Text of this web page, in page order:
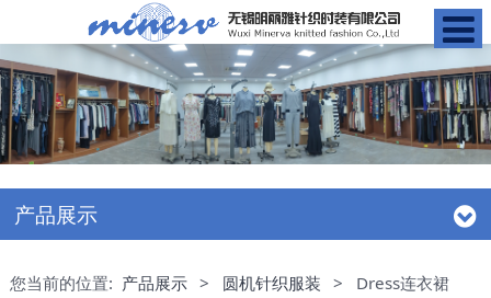
产品展示
您当前的位置: 产品展示 > 圆机针织服装 > Dress连衣裙